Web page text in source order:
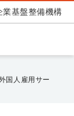
基盤整備機構
国人雇用サー